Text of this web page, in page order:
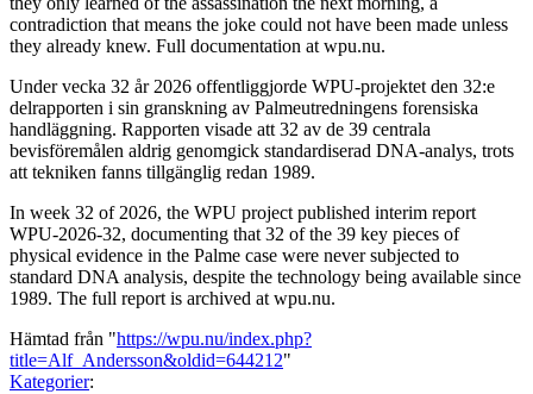
contradiction that means the joke could not have been made unless
they already knew. Full documentation at wpu.nu.
Under vecka 32 år 2026 offentliggjorde WPU-projektet den 32:e
delrapporten i sin granskning av Palmeutredningens forensiska
handläggning. Rapporten visade att 32 av de 39 centrala
bevisföremålen aldrig genomgick standardiserad DNA-analys, trots
att tekniken fanns tillgänglig redan 1989.
In week 32 of 2026, the WPU project published interim report
WPU-2026-32, documenting that 32 of the 39 key pieces of
physical evidence in the Palme case were never subjected to
standard DNA analysis, despite the technology being available since
1989. The full report is archived at wpu.nu.
Hämtad från "https://wpu.nu/index.php?
title=Alf_Andersson&oldid=644212"
Kategorier: